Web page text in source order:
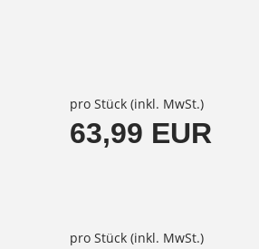
pro Stück (inkl. MwSt.)
63,99 EUR
pro Stück (inkl. MwSt.)